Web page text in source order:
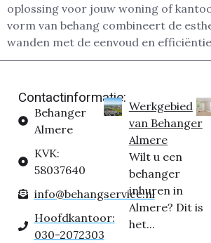
oplossing voor jouw woning of
vorm van behang combineert de
wanden met de eenvoud en
Contactinformatie:
Behanger
Almere
KVK:
58037640
info@behangservice.nl
Hoofdkantoor:
030-2072303
Werkgebied
van Behanger
Almere
Wilt u een
behanger
inhuren in
Almere? Dit is
het...